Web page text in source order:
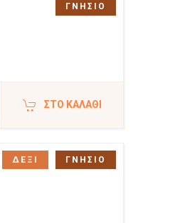
ΣΤΟ ΚΑΛΆΘΙ
ΓΝΗΣΙΟ
ΔΕΞΙ ΓΝΗΣΙΟ